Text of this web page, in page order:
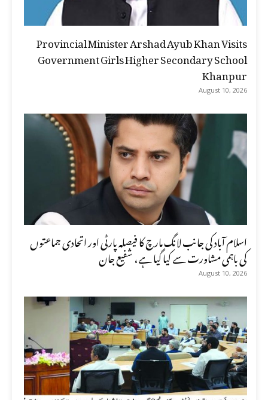
Provincial Minister Arshad Ayub Khan Visits
Government Girls Higher Secondary School
Khanpur
August 10, 2026
اسلام آباد کی جانب لانگ مارچ کا فیصلہ پارٹی اور اتحادی جماعتوں
کی باہمی مشاورت سے کیا گیا ہے، شفیع جان
August 10, 2026